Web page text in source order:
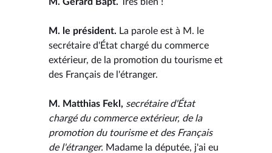
M. le président. La parole est à M. le
secrétaire d'État chargé du commerce
extérieur, de la promotion du tourisme et
des Français de l'étranger.
M. Matthias Fekl, secrétaire d'État
chargé du commerce extérieur, de la
promotion du tourisme et des Français
de l'étranger. Madame la députée, j'ai eu